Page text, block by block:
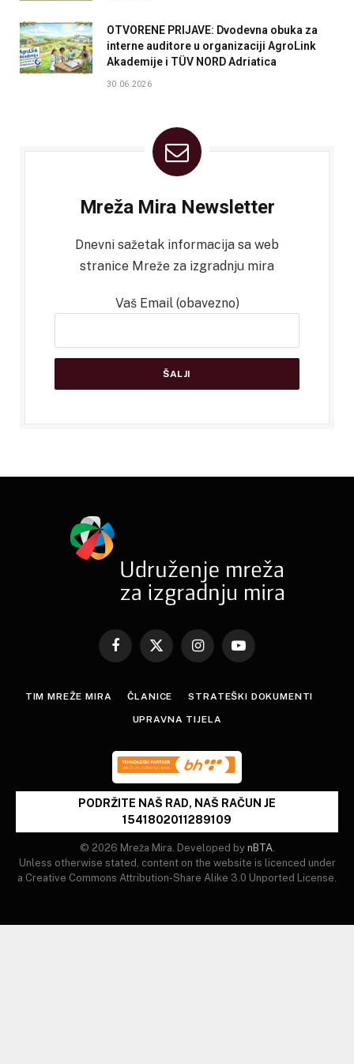
OTVORENE PRIJAVE: Dvodevna obuka za
interne auditore u organizaciji AgroLink
Akademije i TÜV NORD Adriatica
30.06.2026
Mreža Mira Newsletter
Dnevni sažetak informacija sa web
stranice Mreže za izgradnju mira
Vaš Email (obavezno)
Facebook
X
InstagramYouTube
TIM MREŽE MIRA ČLANICE STRATEŠKI DOKUMENTI
UPRAVNA TIJELA
PODRŽITE NAŠ RAD, NAŠ RAČUN JE
1541802011289109
© 2026 Mreža Mira. Developed by nBTA.
Unless otherwise stated, content on the website is licenced under
a Creative Commons Attribution-Share Alike 3.0 Unported License.